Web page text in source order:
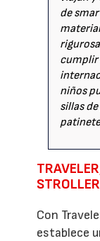
de
cumplir
niños
sillas
Con
establece